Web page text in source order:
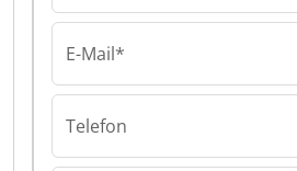
E-Mail*
Telefon